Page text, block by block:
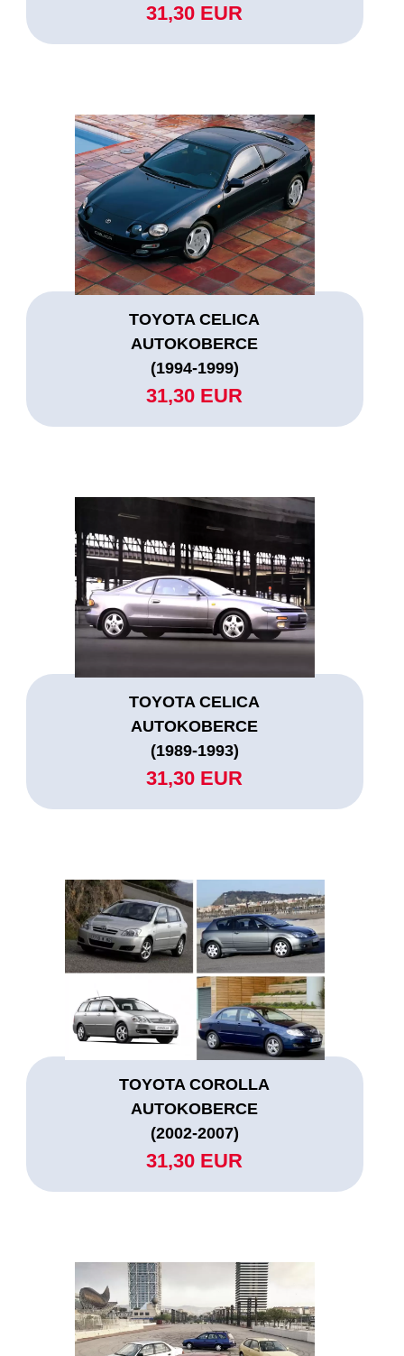
31,30 EUR
TOYOTA CELICA
AUTOKOBERCE
(1994-1999)
31,30 EUR
TOYOTA CELICA
AUTOKOBERCE
(1989-1993)
31,30 EUR
TOYOTA COROLLA
AUTOKOBERCE
(2002-2007)
31,30 EUR